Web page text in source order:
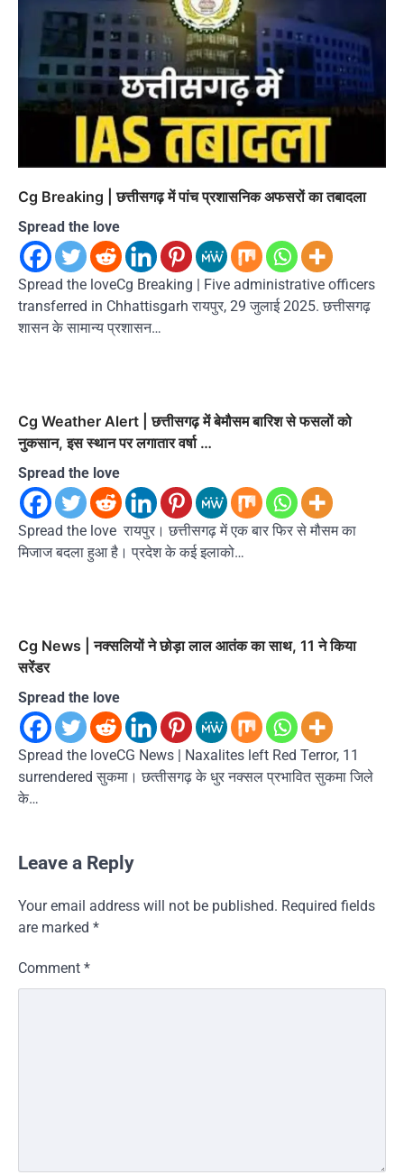
Cg Breaking | छत्तीसगढ़ में पांच प्रशासनिक अफसरों का तबादला
Spread the love
Spread the loveCg Breaking | Five administrative officers
transferred in Chhattisgarh रायपुर, 29 जुलाई 2025. छत्तीसगढ़
शासन के सामान्य प्रशासन…
Cg Weather Alert | छत्तीसगढ़ में बेमौसम बारिश से फसलों को
नुकसान, इस स्थान पर लगातार वर्षा …
Spread the love
Spread the love रायपुर। छत्तीसगढ़ में एक बार फिर से मौसम का
मिजाज बदला हुआ है। प्रदेश के कई इलाको…
Cg News | नक्‍सलियों ने छोड़ा लाल आतंक का साथ, 11 ने किया
सरेंडर
Spread the love
Spread the loveCG News | Naxalites left Red Terror, 11
surrendered सुकमा। छत्‍तीसगढ़ के धुर नक्सल प्रभावित सुकमा जिले
के…
Leave a Reply
Your email address will not be published. Required fields
are marked *
Comment *